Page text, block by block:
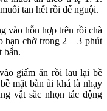
tan hết rồi để nguội.
vào hỗn hợp trên rồi chà
bạn chờ trong 2 – 3 phút
bẩn.
giấm ăn rồi lau lại bề
mặt bàn ủi khá là nhạy
vật sắc nhọn tác động